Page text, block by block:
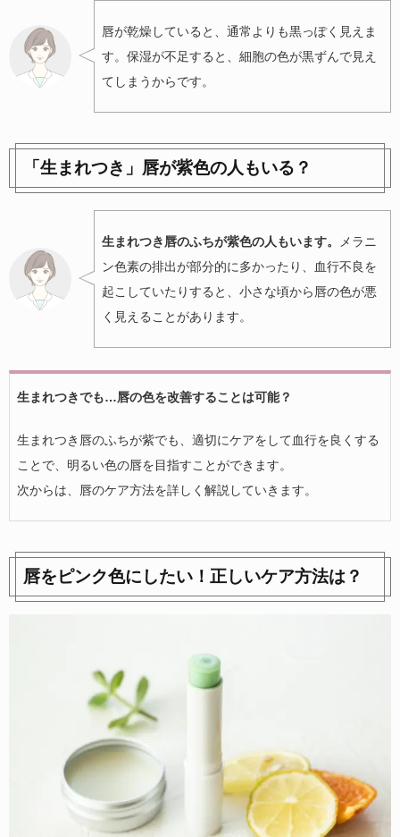
唇が乾燥していると、通常よりも黒っぽく見えま
す。保湿が不足すると、細胞の色が黒ずんで見え
てしまうからです。
「生まれつき」唇が紫色の人もいる？
生まれつき唇のふちが紫色の人もいます。
メラニ
ン色素の排出が部分的に多かったり、血行不良を
起こしていたりすると、小さな頃から唇の色が悪
く見えることがあります。
生まれつきでも…唇の色を改善することは可能？
生まれつき唇のふちが紫でも、適切にケアをして血行を良くする
ことで、明るい色の唇を目指すことができます。
次からは、唇のケア方法を詳しく解説していきます。
唇をピンク色にしたい！正しいケア方法は？